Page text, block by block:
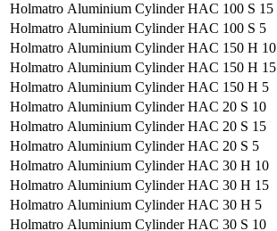
Holmatro Aluminium Cylinder HAC 100 S 15
Holmatro Aluminium Cylinder HAC 100 S 5
Holmatro Aluminium Cylinder HAC 150 H 10
Holmatro Aluminium Cylinder HAC 150 H 15
Holmatro Aluminium Cylinder HAC 150 H 5
Holmatro Aluminium Cylinder HAC 20 S 10
Holmatro Aluminium Cylinder HAC 20 S 15
Holmatro Aluminium Cylinder HAC 20 S 5
Holmatro Aluminium Cylinder HAC 30 H 10
Holmatro Aluminium Cylinder HAC 30 H 15
Holmatro Aluminium Cylinder HAC 30 H 5
Holmatro Aluminium Cylinder HAC 30 S 10